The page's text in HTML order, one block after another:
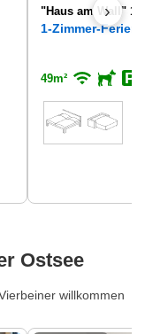
"Haus am Wall"
1-Zimmer-
49m²
›
Ostsee
willkommen